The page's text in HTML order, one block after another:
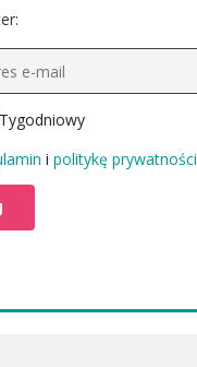
Tygodniowy
i politykę prywatności